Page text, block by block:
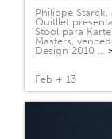
Philippe
Quitllet
Stool para
Masters,
Design 2010 …
Feb + 13